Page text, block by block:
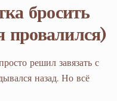
бросить
провалился)
решил завязать с
назад. Но всё